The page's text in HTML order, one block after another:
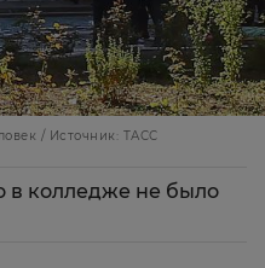
/ Источник: ТАСС
в колледже не было